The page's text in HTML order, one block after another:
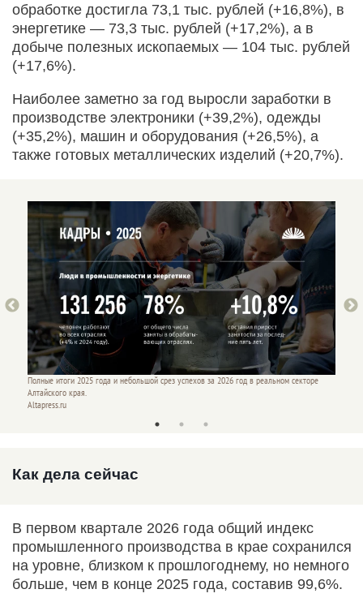
обработке достигла 73,1 тыс. рублей (+16,8%), в
энергетике — 73,3 тыс. рублей (+17,2%), а в
добыче полезных ископаемых — 104 тыс. рублей
(+17,6%).
Наиболее заметно за год выросли заработки в
производстве электроники (+39,2%), одежды
(+35,2%), машин и оборудования (+26,5%), а
также готовых металлических изделий (+20,7%).
Полные итоги 2025 года и небольшой срез успехов за 2026 год в реальном секторе
Алтайского края.
Altapress.ru
Как дела сейчас
В первом квартале 2026 года общий индекс
промышленного производства в крае сохранился
на уровне, близком к прошлогоднему, но немного
больше, чем в конце 2025 года, составив 99,6%.